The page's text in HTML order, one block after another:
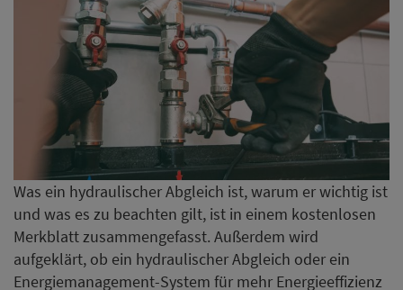
Was ein hydraulischer Abgleich ist, warum er wichtig ist
und was es zu beachten gilt, ist in einem kostenlosen
Merkblatt zusammengefasst. Außerdem wird
aufgeklärt, ob ein hydraulischer Abgleich oder ein
Energiemanagement-System für mehr Energieeffizienz